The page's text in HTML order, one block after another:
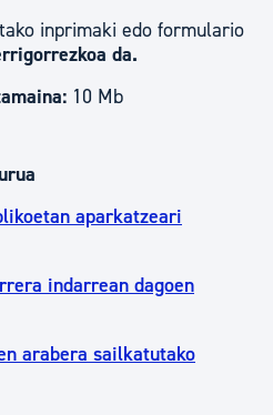
inprimaki edo formulario
da.
10 Mb
aparkatzeari
indarrean dagoen
arabera sailkatutako